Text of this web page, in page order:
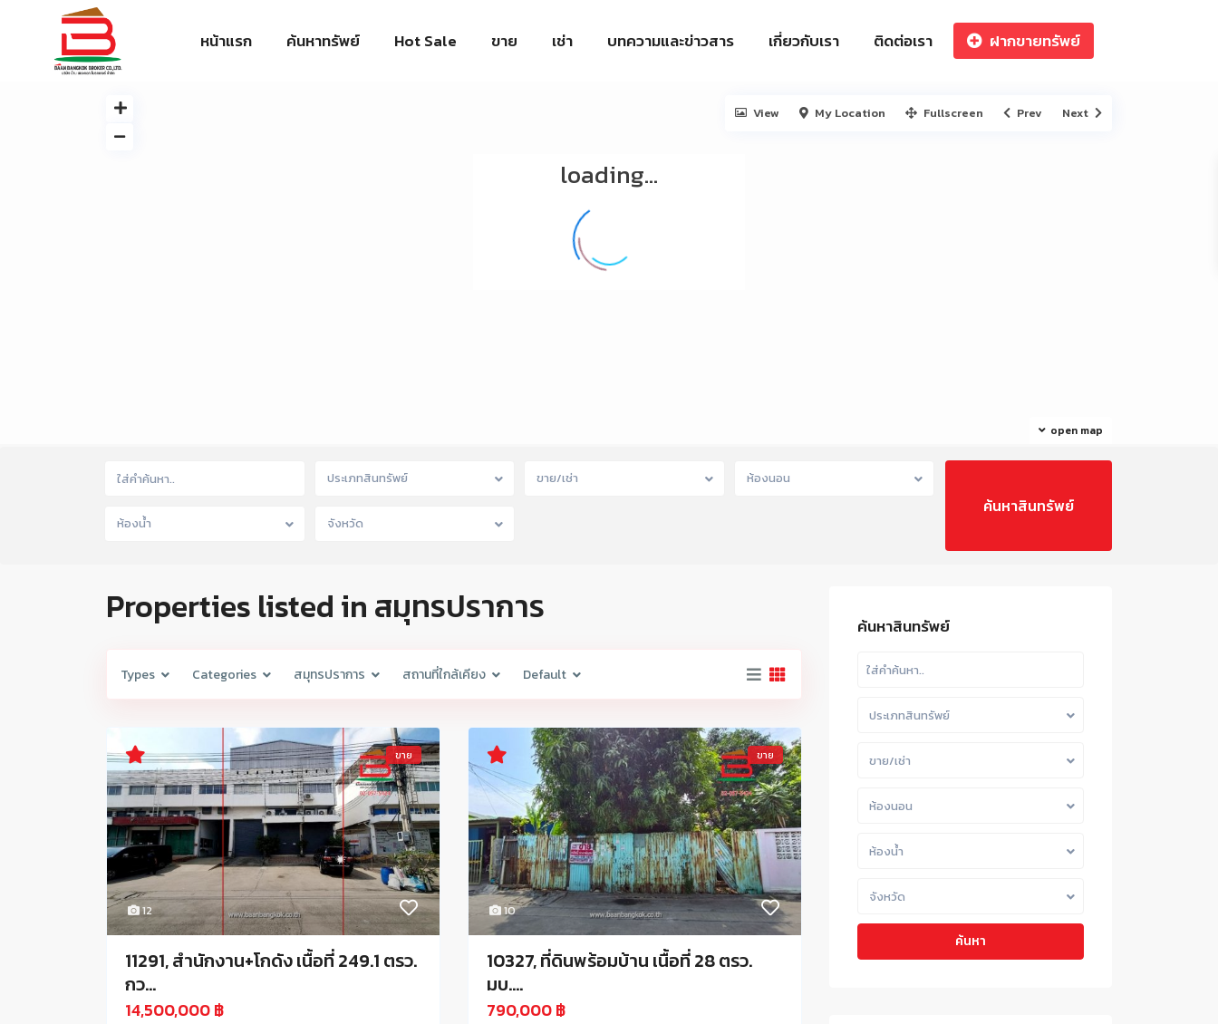
หน้าแรก ค้นหาทรัพย์ Hot Sale ขาย เช่า บทความและข่าวสาร เกี่ยวกับเรา ติดต่อเรา ฝากขายทรัพย์
loading...
open map
View My Location Fullscreen Prev Next
ประเภทสินทรัพย์ ขาย/เช่า ห้องนอน
ห้องน้ำ จังหวัด
Properties listed in สมุทรปราการ
Types Categories สมุทรปราการ สถานที่ใกล้เคียง Default
12
ขาย
11291, สำนักงาน+โกดัง เนื้อที่ 249.1 ตรว.
กว...
14,500,000 ฿
10
ขาย
10327, ที่ดินพร้อมบ้าน เนื้อที่ 28 ตรว.
มบ....
790,000 ฿
ค้นหาสินทรัพย์
ประเภทสินทรัพย์
ขาย/เช่า
ห้องนอน
ห้องน้ำ
จังหวัด
ค้นหา